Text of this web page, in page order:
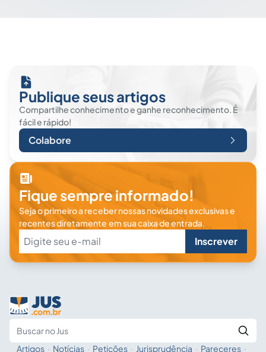
Publique seus artigos
Compartilhe conhecimento e ganhe reconhecimento. É
fácil e rápido!
Colabore
Fique sempre informado!
Seja o primeiro a receber nossas novidades exclusivas e
recentes diretamente em sua caixa de entrada.
Inscrever
Artigos · Notícias · Petições · Jurisprudência · Pareceres ·